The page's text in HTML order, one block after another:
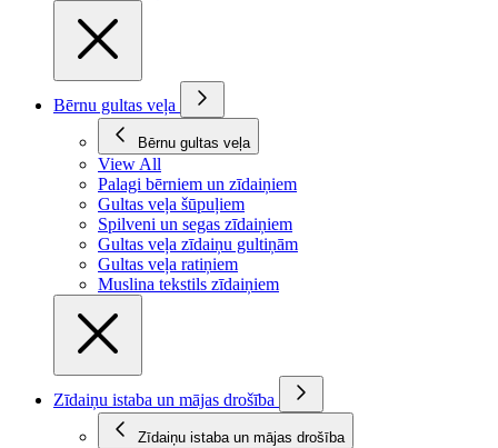
Bērnu gultas veļa
Bērnu gultas veļa
View All
Palagi bērniem un zīdaiņiem
Gultas veļa šūpuļiem
Spilveni un segas zīdaiņiem
Gultas veļa zīdaiņu gultiņām
Gultas veļa ratiņiem
Muslina tekstils zīdaiņiem
Zīdaiņu istaba un mājas drošība
Zīdaiņu istaba un mājas drošība